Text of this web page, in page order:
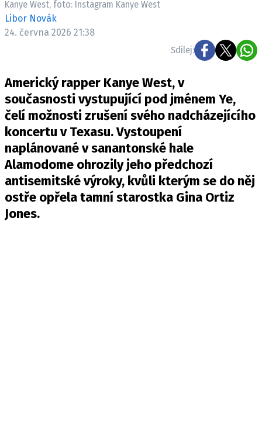
Pošlete e-mail na newsbox.cz
KONTAKT
VYDAVATEL
INZERCE
OSOBNÍ ÚDAJE / COOKIES
VOLNÁ MÍSTA
Kanye West, foto: Instagram Kanye West
Libor Novák
24. června 2026 21:38
Sdílej:
Americký rapper Kanye West, v
současnosti vystupující pod jménem Ye,
čelí možnosti zrušení svého nadcházejícího
koncertu v Texasu. Vystoupení
naplánované v sanantonské hale
Alamodome ohrozily jeho předchozí
antisemitské výroky, kvůli kterým se do něj
ostře opřela tamní starostka Gina Ortiz
Jones.